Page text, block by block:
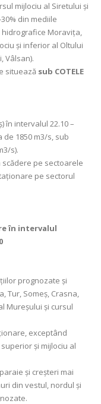
mijlociu al Siretului şi
din mediile
Moravița,
și inferior al Oltului
Vâlsan).
situează sub COTELE
în intervalul 22.10 –
1850 m3/s, sub
s).
pe sectoarele
pe sectorul
în intervalul
prognozate și
Tur, Someș, Crasna,
Mureșului și cursul
exceptând
și mijlociu al
și creşteri mai
din vestul, nordul și